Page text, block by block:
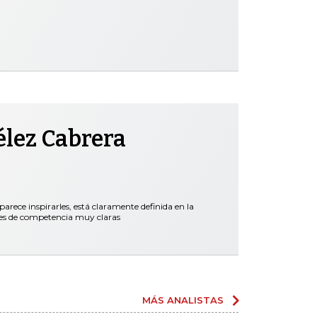
Cabrera
inspirarles, está claramente definida en la
de competencia muy claras
MÁS ANALISTAS